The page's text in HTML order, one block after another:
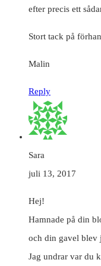
efter precis ett
Stort tack på
Malin
Reply
Sara
juli 13, 2017
Hej!
Hamnade på din
och din gavel blev
Jag undrar var du